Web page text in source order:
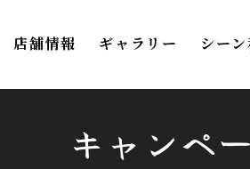
店舗情報 ギャラリー シー
キャンペ